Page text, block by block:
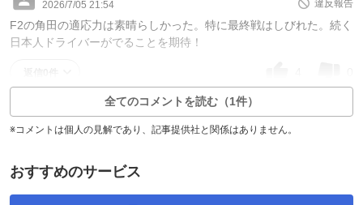
2026/7/05 21:54
違反報告
F2の角田の適応力は素晴らしかった。特に最終戦はしびれた。続く
日本人ドライバーがでることを期待！
全てのコメントを読む（1件）
※コメントは個人の見解であり、記事提供社と関係はありません。
おすすめのサービス